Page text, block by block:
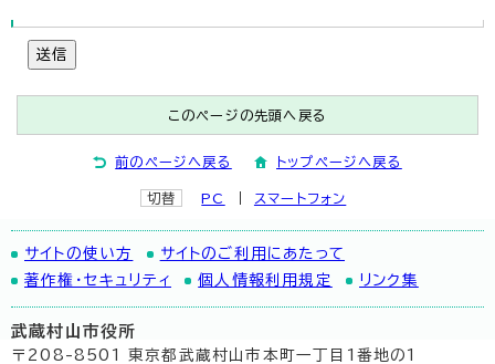
送信
このページの先頭へ戻る
前のページへ戻る トップページへ戻る
切替 PC スマートフォン
サイトの使い方
サイトのご利用にあたって
著作権・セキュリティ
個人情報利用規定 リンク集
武蔵村山市役所
〒208-8501 東京都武蔵村山市本町一丁目1番地の1